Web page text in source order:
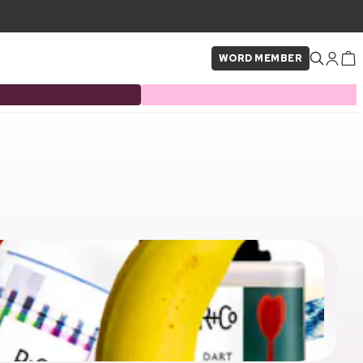
WORD MEMBER